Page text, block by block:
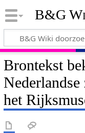
B&G
Brontekst
het